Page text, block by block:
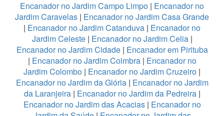
Encanador no Jardim Campo Limpo | Encanador no
Jardim Caravelas | Encanador no Jardim Casa Grande
| Encanador no Jardim Catanduva | Encanador no
Jardim Celeste| Encanador no Jardim Celia|
Encanador no Jardim Cidade| Encanador em Pirituba
| Encanador no Jardim Coimbra| Encanador no
Jardim Colombo | Encanador no Jardim Cruzeiro |
Encanador no Jardim da Glória| Encanador no Jardim
da Laranjeira| Encanador no Jardim da Pedreira|
Encanador no Jardim das Acacias| Encanador no